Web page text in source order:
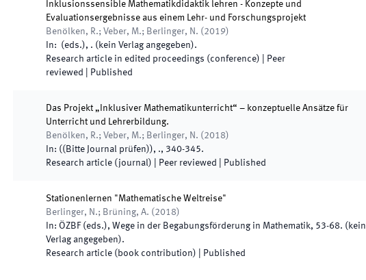
Inklusionssensible Mathematikdidaktik lehren - Konzepte und
Evaluationsergebnisse aus einem Lehr- und Forschungsprojekt
Benölken, R.; Veber, M.; Berlinger, N. ( 2019)
In: (eds.), . ( kein Verlag angegeben).
Research article in edited proceedings (conference) | Peer
reviewed
Published
Das Projekt „Inklusiver Mathematikunterricht“ – konzeptuelle Ansätze für
Unterricht und Lehrerbildung.
Benölken, R.; Veber, M.; Berlinger, N. ( 2018)
In: ((Bitte Journal prüfen)), ., 340-345.
Research article (journal) | Peer reviewed Published
Stationenlernen "Mathematische Weltreise"
Berlinger, N.; Brüning, A. ( 2018)
In: ÖZBF (eds.), Wege in der Begabungsförderung in Mathematik, 53-68. ( kein
Verlag angegeben).
Research article (book contribution)
Published